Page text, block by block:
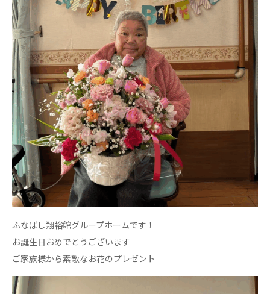
アジアメデカ元気事業団
株式会社 爽やかな風九州
爽やかな風九州
株式会社 七星
七星
社会福祉法人 福ふく
福ふく
株式会社 せきれい
せきれい
社会福祉法人 心の会
心の会
医療（共に生きる仲間達）
医療法人社団 美翔会
聖心美容クリニック
S-Labo（渋谷院）
医療法人社団 デンタルケアコミュニティ
フォレストデンタルクリニック
医療法人 共生会
ふなばし翔裕館グループホームです！
お誕生日おめでとうございます
ご家族様から素敵なお花のプレゼント